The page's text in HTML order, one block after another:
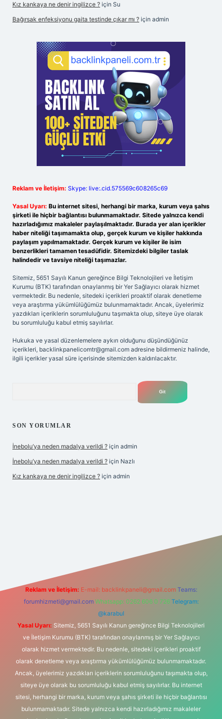
Kız kankaya ne denir ingilizce ? için Su
Bağırsak enfeksiyonu gaita testinde çıkar mı ? için admin
Reklam ve İletişim: Skype: live:.cid.575569c608265c69
Yasal Uyarı: Bu internet sitesi, herhangi bir marka, kurum veya şahıs
şirketi ile hiçbir bağlantısı bulunmamaktadır. Sitede yalnızca kendi
hazırladığımız makaleler paylaşılmaktadır. Burada yer alan içerikler
haber niteliği taşımamakta olup, gerçek kurum ve kişiler hakkında
paylaşım yapılmamaktadır. Gerçek kurum ve kişiler ile isim
benzerlikleri tamamen tesadüfidir. Sitemizdeki bilgiler taslak
halindedir ve tavsiye niteliği taşımazlar.
Sitemiz, 5651 Sayılı Kanun gereğince Bilgi Teknolojileri ve İletişim
Kurumu (BTK) tarafından onaylanmış bir Yer Sağlayıcı olarak hizmet
vermektedir. Bu nedenle, sitedeki içerikleri proaktif olarak denetleme
veya araştırma yükümlülüğümüz bulunmamaktadır. Ancak, üyelerimiz
yazdıkları içeriklerin sorumluluğunu taşımakta olup, siteye üye olarak
bu sorumluluğu kabul etmiş sayılırlar.
Hukuka ve yasal düzenlemelere aykırı olduğunu düşündüğünüz
içerikleri, backlinkpanelicomtr@gmail.com adresine bildirmeniz halinde,
ilgili içerikler yasal süre içerisinde sitemizden kaldırılacaktır.
SON YORUMLAR
İnebolu’ya neden madalya verildi ? için admin
İnebolu’ya neden madalya verildi ? için Nazlı
Kız kankaya ne denir ingilizce ? için admin
Reklam ve İletişim: E-mail: backlinkpaneli@gmail.com Teams:
forumhizmeti@gmail.com Whatsapp: 0262 606 0 726 Telegram:
@karabul
Yasal Uyarı: Sitemiz, 5651 Sayılı Kanun gereğince Bilgi Teknolojileri
ve İletişim Kurumu (BTK) tarafından onaylanmış bir Yer Sağlayıcı
olarak hizmet vermektedir. Bu nedenle, sitedeki içerikleri proaktif
olarak denetleme veya araştırma yükümlülüğümüz bulunmamaktadır.
Ancak, üyelerimiz yazdıkları içeriklerin sorumluluğunu taşımakta olup,
siteye üye olarak bu sorumluluğu kabul etmiş sayılırlar. Bu internet
sitesi, herhangi bir marka, kurum veya şahıs şirketi ile hiçbir bağlantısı
bulunmamaktadır. Sitede yalnızca kendi hazırladığımız makaleler